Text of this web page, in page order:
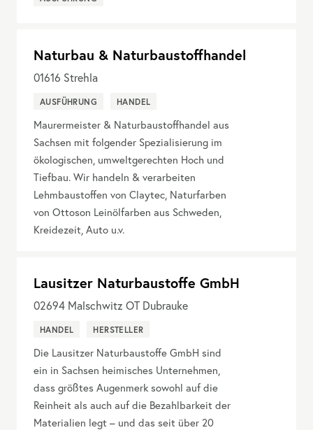
Naturbau & Naturbaustoffhandel
01616 Strehla
AUSFÜHRUNG HANDEL
Maurermeister & Naturbaustoffhandel aus
Sachsen mit folgender Spezialisierung im
ökologischen, umweltgerechten Hoch und
Tiefbau. Wir handeln & verarbeiten
Lehmbaustoffen von Claytec, Naturfarben
von Ottoson Leinölfarben aus Schweden,
Kreidezeit, Auto u.v.
Lausitzer Naturbaustoffe GmbH
02694 Malschwitz OT Dubrauke
HANDEL HERSTELLER
Die Lausitzer Naturbaustoffe GmbH sind
ein in Sachsen heimisches Unternehmen,
dass größtes Augenmerk sowohl auf die
Reinheit als auch auf die Bezahlbarkeit der
Materialien legt – und das seit über 20